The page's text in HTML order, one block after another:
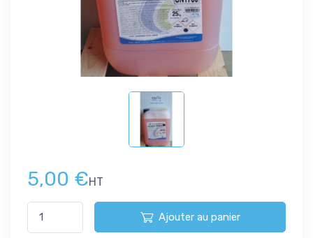
5,00 €HT
Ajouter au panier